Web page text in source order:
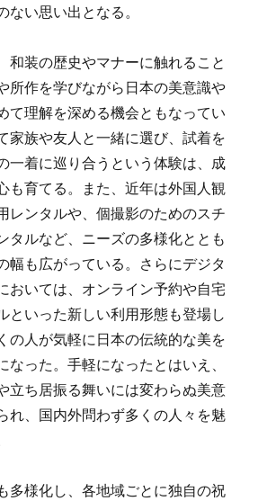
ない思い出となる。
和装の歴史やマナーに触れること
所作を学びながら日本の美意識や
て理解を深める機会ともなってい
家族や友人と一緒に選び、試着を
一着に巡り合うという体験は、成
も育てる。また、近年は外国人観
レンタルや、個撮影のためのスチ
タルなど、ニーズの多様化ととも
幅も広がっている。さらにデジタ
おいては、オンライン予約や自宅
といった新しい利用形態も登場し
の人が気軽に日本の伝統的な美を
なった。手軽になったとはいえ、
立ち居振る舞いには変わらぬ美意
れ、国内外問わず多くの人々を魅
多様化し、各地域ごとに独自の祝